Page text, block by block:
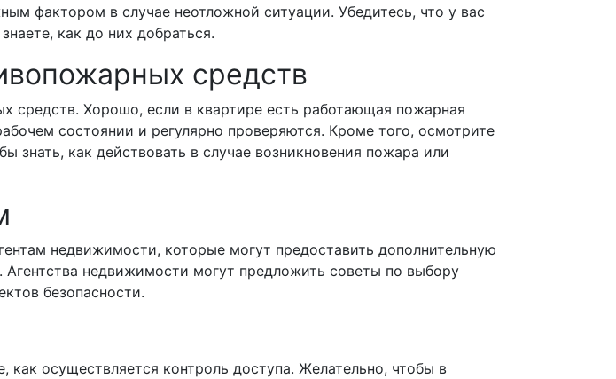
фактором в случае неотложной ситуации. Убедитесь, что у вас
как до них добраться.
средств
средств. Хорошо, если в квартире есть работающая пожарная
состоянии и регулярно проверяются. Кроме того, осмотрите
знать, как действовать в случае возникновения пожара или
недвижимости, которые могут предоставить дополнительную
недвижимости могут предложить советы по выбору
безопасности.
осуществляется контроль доступа. Желательно, чтобы в